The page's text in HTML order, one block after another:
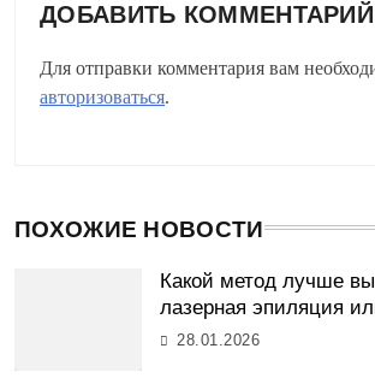
ДОБАВИТЬ КОММЕНТАРИЙ
Для отправки комментария вам
авторизоваться.
ПОХОЖИЕ НОВОСТИ
Какой метод лучше
лазерная эпиляция
28.01.2026